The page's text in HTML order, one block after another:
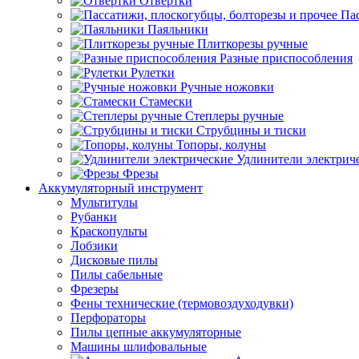
Паяльники
Плиткорезы ручные
Разные приспособления
Рулетки
Ручные ножовки
Стамески
Степлеры ручные
Струбцины и тиски
Топоры, колуны
Удлинители
Фрезы
Аккумуляторный инструмент
Мультитулы
Рубанки
Краскопульты
Лобзики
Дисковые пилы
Пилы сабельные
Фрезеры
Фены технические (термовоздуходувки)
Перфораторы
Пилы цепные аккумуляторные
Машины шлифовальные